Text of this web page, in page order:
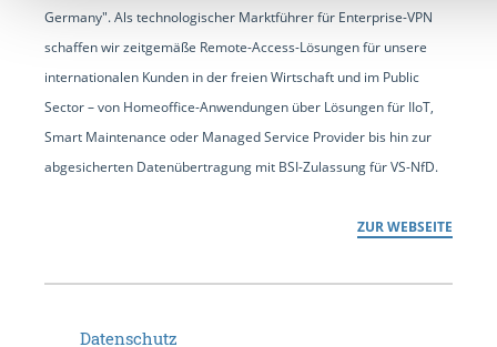
Germany". Als technologischer Marktführer für Enterprise-VPN
schaffen wir zeitgemäße Remote-Access-Lösungen für unsere
internationalen Kunden in der freien Wirtschaft und im Public
Sector – von Homeoffice-Anwendungen über Lösungen für IIoT,
Smart Maintenance oder Managed Service Provider bis hin zur
abgesicherten Datenübertragung mit BSI-Zulassung für VS-NfD.
ZUR WEBSEITE
Datenschutz